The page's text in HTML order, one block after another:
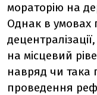
мораторію на
Однак в
на місцевий
навряд чи така
проведення